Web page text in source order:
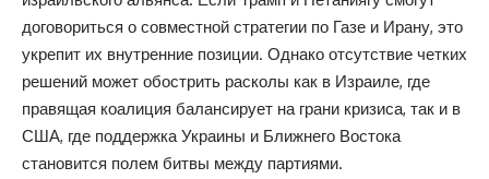
договориться о совместной стратегии по Газе и Ирану, это
укрепит их внутренние позиции. Однако отсутствие четких
решений может обострить расколы как в Израиле, где
правящая коалиция балансирует на грани кризиса, так и в
США, где поддержка Украины и Ближнего Востока
становится полем битвы между партиями.